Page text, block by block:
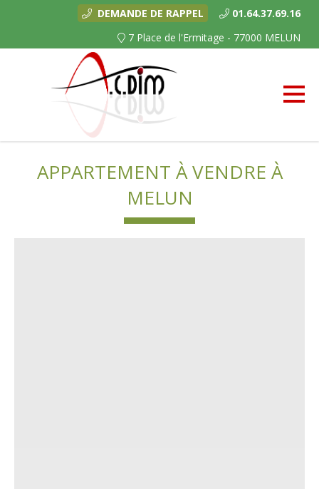
DEMANDE DE RAPPEL
01.64.37.69.16
7 Place de l'Ermitage - 77000 MELUN
APPARTEMENT À VENDRE À
MELUN